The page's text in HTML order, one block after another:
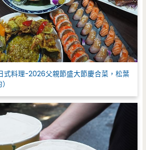
式料理-2026父親節盛大節慶合菜，松葉